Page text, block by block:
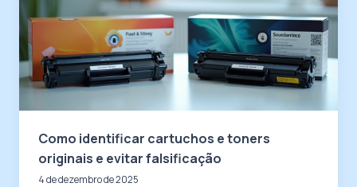
Como identificar cartuchos e toners
originais e evitar falsificação
4 de dezembro de 2025